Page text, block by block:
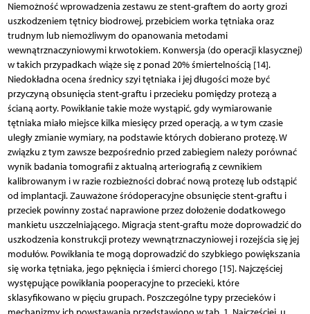
Niemożność wprowadzenia zestawu ze stent-graftem do aorty grozi
uszkodzeniem tętnicy biodrowej, przebiciem worka tętniaka oraz
trudnym lub niemożliwym do opanowania metodami
wewnątrznaczyniowymi krwotokiem. Konwersja (do operacji klasycznej)
w takich przypadkach wiąże się z ponad 20% śmiertelnością [14].
Niedokładna ocena średnicy szyi tętniaka i jej długości może być
przyczyną obsunięcia stent-graftu i przecieku pomiędzy protezą a
ścianą aorty. Powikłanie takie może wystąpić, gdy wymiarowanie
tętniaka miało miejsce kilka miesięcy przed operacją, a w tym czasie
uległy zmianie wymiary, na podstawie których dobierano protezę. W
związku z tym zawsze bezpośrednio przed zabiegiem należy porównać
wynik badania tomografii z aktualną arteriografią z cewnikiem
kalibrowanym i w razie rozbieżności dobrać nową protezę lub odstąpić
od implantacji. Zauważone śródoperacyjne obsunięcie stent-graftu i
przeciek powinny zostać naprawione przez dołożenie dodatkowego
mankietu uszczelniającego. Migracja stent-graftu może doprowadzić do
uszkodzenia konstrukcji protezy wewnątrznaczyniowej i rozejścia się jej
modułów. Powikłania te mogą doprowadzić do szybkiego powiększania
się worka tętniaka, jego pęknięcia i śmierci chorego [15]. Najczęściej
występujące powikłania pooperacyjne to przecieki, które
sklasyfikowano w pięciu grupach. Poszczególne typy przecieków i